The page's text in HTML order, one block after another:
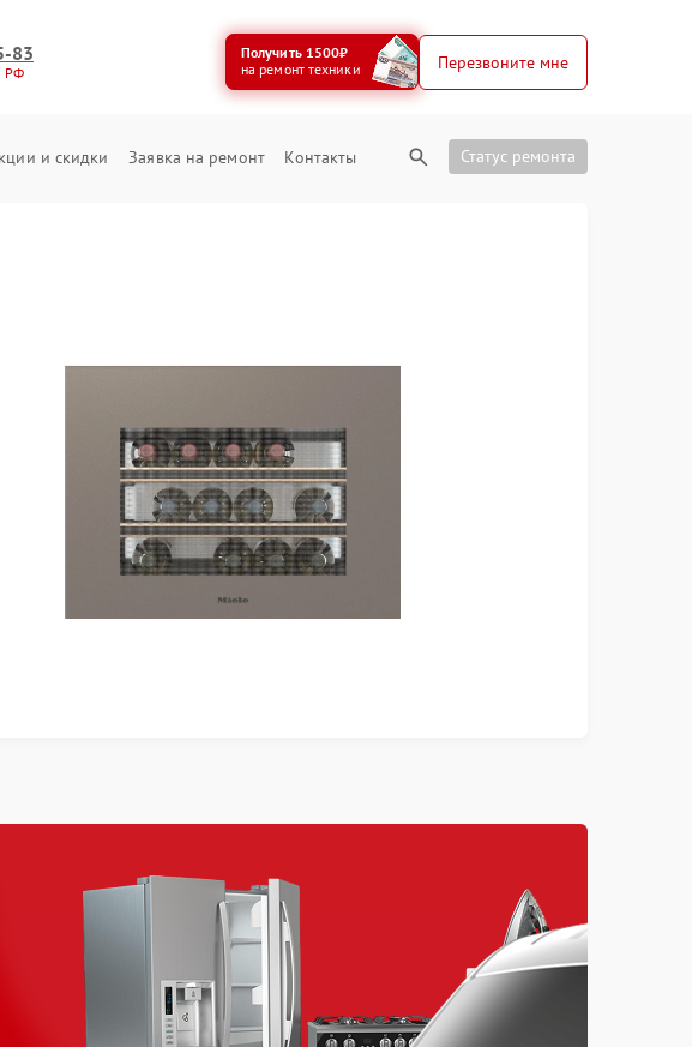
83
РФ
Получить 1500₽
на ремонт техники
Перезвоните мне
и скидки Заявка на ремонт Контакты Статус ремонта